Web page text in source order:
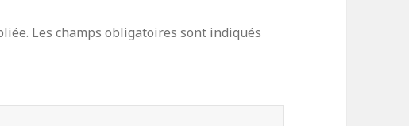
Les champs obligatoires sont indiqués